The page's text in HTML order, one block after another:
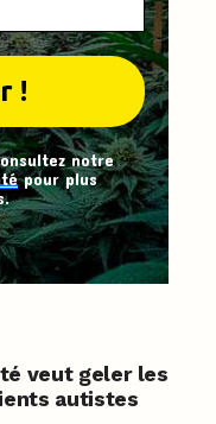
notre
pour plus
veut geler les
autistes